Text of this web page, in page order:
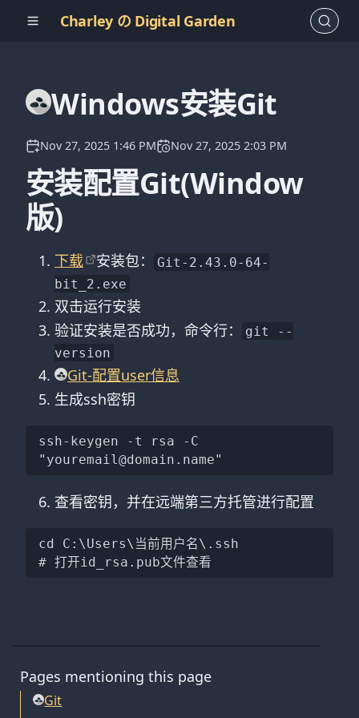
Charley の Digital Garden
Windows安装Git
Nov 27, 2025 1:46 PM Nov 27, 2025 2:03 PM
安装配置Git(Window
版)
下载 安装包：
Git-2.43.0-64-
bit_2.exe
双击运行安装
验证安装是否成功，命令行：
git --
version
Git-配置user信息
生成ssh密钥
ssh-keygen -t rsa -C
查看密钥，并在远端第三方托管进行配置
cd C:\Users\当前用户名\.ssh
Pages mentioning this page
Git